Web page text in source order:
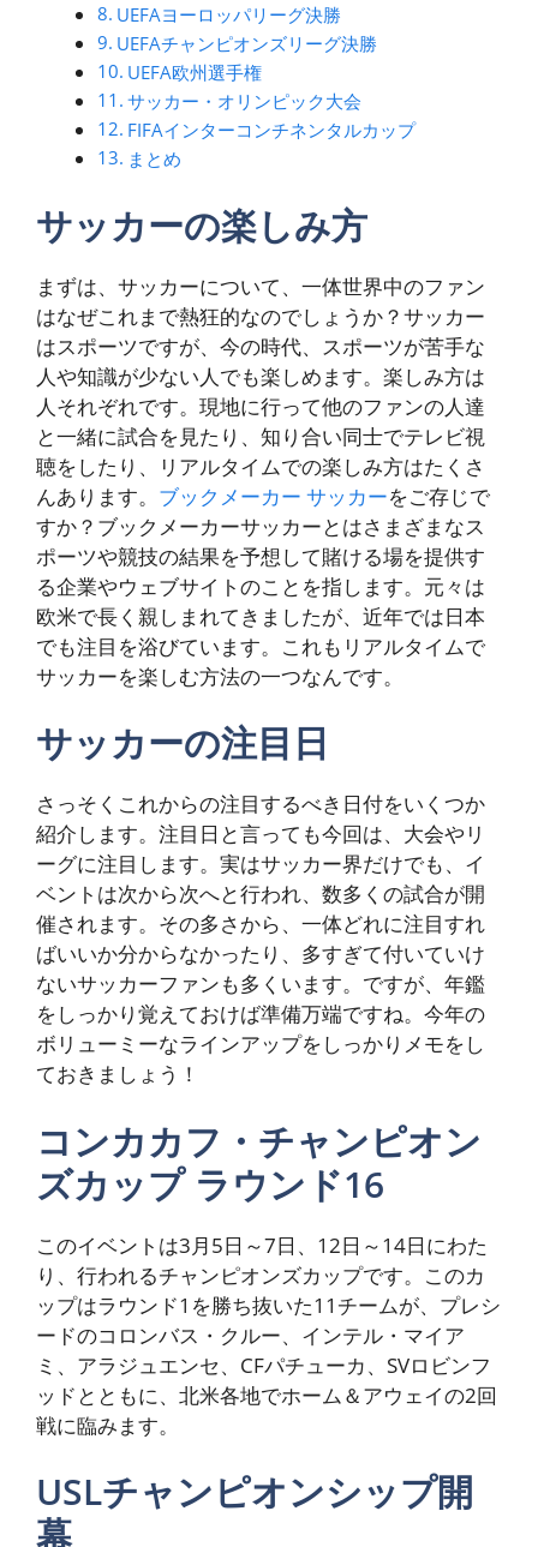
UEFAヨーロッパリーグ決勝
UEFAチャンピオンズリーグ決勝
UEFA欧州選手権
サッカー・オリンピック大会
FIFAインターコンチネンタルカップ
まとめ
サッカーの楽しみ方
まずは、サッカーについて、一体世界中のファン
はなぜこれまで熱狂的なのでしょうか？サッカー
はスポーツですが、今の時代、スポーツが苦手な
人や知識が少ない人でも楽しめます。楽しみ方は
人それぞれです。現地に行って他のファンの人達
と一緒に試合を見たり、知り合い同士でテレビ視
聴をしたり、リアルタイムでの楽しみ方はたくさ
んあります。 ブックメーカー サッカーをご存じで
すか？ブックメーカーサッカーとはさまざまなス
ポーツや競技の結果を予想して賭ける場を提供す
る企業やウェブサイトのことを指します。元々は
欧米で長く親しまれてきましたが、近年では日本
でも注目を浴びています。これもリアルタイムで
サッカーを楽しむ方法の一つなんです。
サッカーの注目日
さっそくこれからの注目するべき日付をいくつか
紹介します。注目日と言っても今回は、大会やリ
ーグに注目します。実はサッカー界だけでも、イ
ベントは次から次へと行われ、数多くの試合が開
催されます。その多さから、一体どれに注目すれ
ばいいか分からなかったり、多すぎて付いていけ
ないサッカーファンも多くいます。ですが、年鑑
をしっかり覚えておけば準備万端ですね。今年の
ボリューミーなラインアップをしっかりメモをし
ておきましょう！
コンカカフ・チャンピオン
ズカップ ラウンド16
このイベントは3月5日～7日、12日～14日にわた
り、行われるチャンピオンズカップです。このカ
ップはラウンド1を勝ち抜いた11チームが、プレシ
ードのコロンバス・クルー、インテル・マイア
ミ、アラジュエンセ、CFパチューカ、SVロビンフ
ッドとともに、北米各地でホーム＆アウェイの2回
戦に臨みます。
USLチャンピオンシップ開
幕